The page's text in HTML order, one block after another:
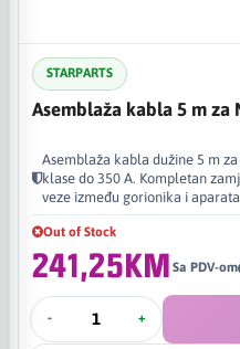
STARPARTS
Asemblaža kabla 5 m za
Asemblaža kabla dužine 5 m
klase do 350 A. Kompletan
veze između gorionika i
Out of Stock
241,25KM Sa PDV-om
- +